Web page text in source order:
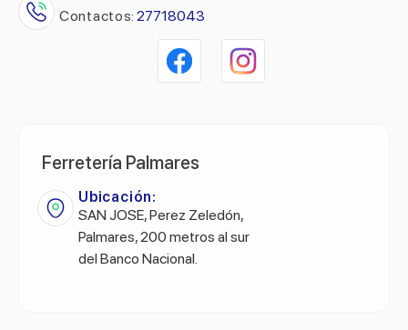
Contactos: 27718043
Ferretería Palmares
Ubicación:
SAN JOSE, Perez Zeledón,
Palmares, 200 metros al sur
del Banco Nacional.